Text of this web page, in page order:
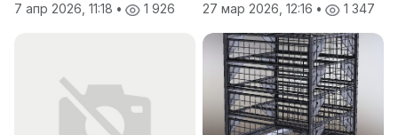
7 апр 2026, 11:18 • 1 926
27 мар 2026, 12:16 • 1 347